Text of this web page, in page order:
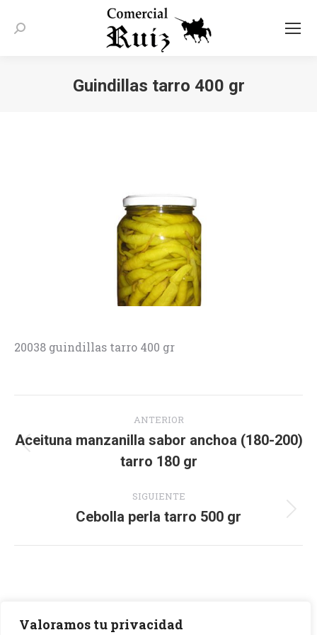
Valoramos tu privacidad
Buscar:
Guindillas tarro 400 gr
20038 guindillas tarro 400 gr
Navegación
entre
ANTERIOR
anterior
Aceituna manzanilla sabor anchoa (180-200)
tarro 180 gr
SIGUIENTE
Proyecto
Cebolla perla tarro 500 gr